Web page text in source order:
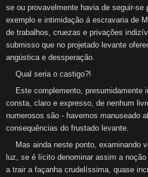
se ou provavelmente havia de seguir-
exemplo e intimidação á escravaria de
de trabalhos, cruezas e privações
submisso que no projetado levante
angústica e dessperação.
Qual seria o castigo?!
Este complemento, presumidamente
consta, claro e expresso, de nenhum
numerosos são - havemos manuseado
consequências do frustado levante.
Mas ainda neste ponto, examinando
luz, se é lícito denominar assim a
a trair a façanha crudelíssima, quase